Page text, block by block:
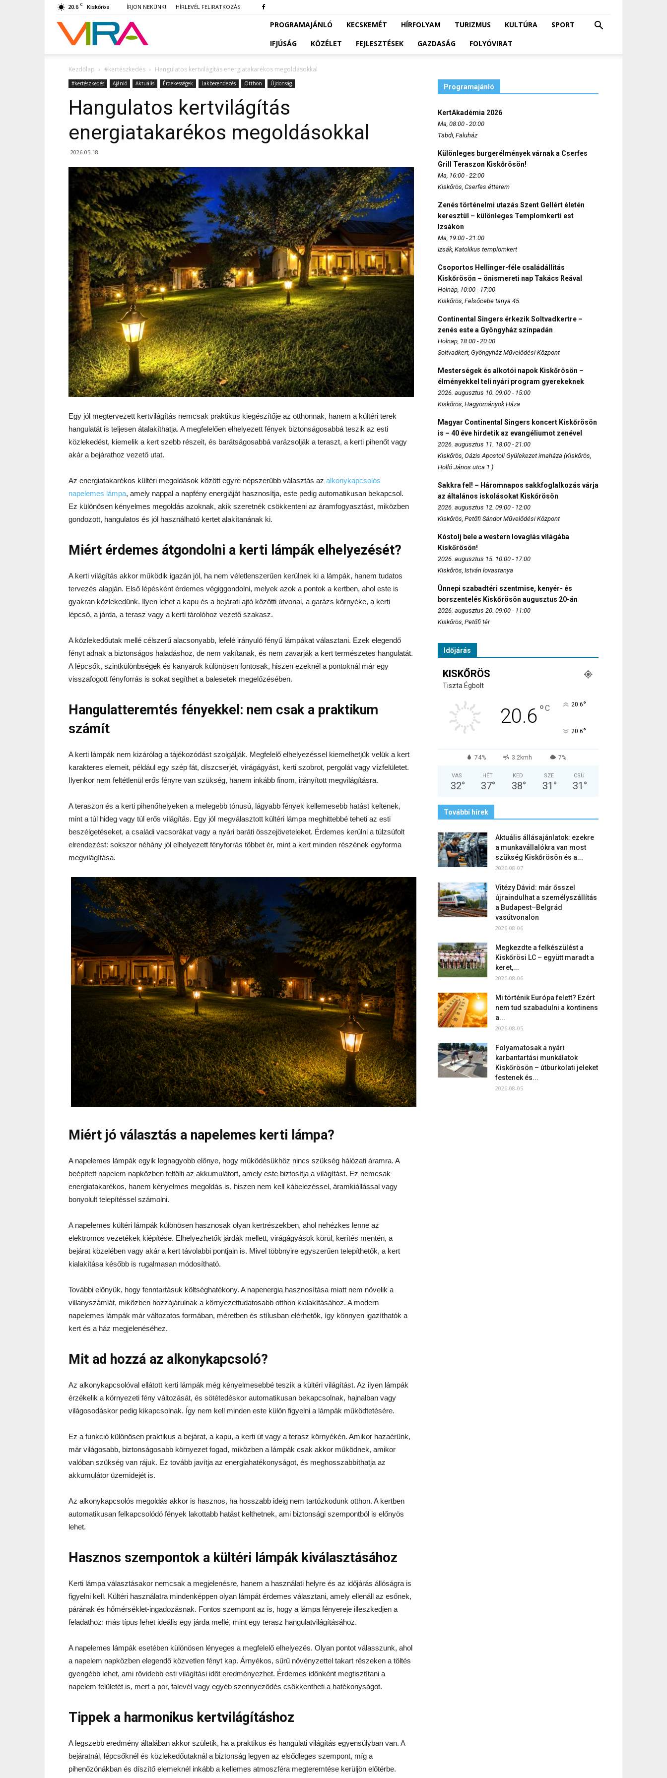
20.6 C Kiskőrös ÍRJON NEKÜNK! HÍRLEVÉL FELIRATKOZÁS
VIRA PROGRAMAJÁNLÓ KECSKEMÉT HÍRFOLYAM TURIZMUS KULTÚRA
SPORT
IFJÚSÁG
KÖZÉLET FEJLESZTÉSEK GAZDASÁG FOLYÓVIRAT
Kezdőlap #kertészkedés Hangulatos kertvilágítás energiatakarékos megoldásokkal
#kertészkedés Ajánló Aktuális Érdekességek Lakberendezés Otthon Újdonság
Hangulatos kertvilágítás
energiatakarékos megoldásokkal
2026-05-18
Egy jól megtervezett kertvilágítás nemcsak praktikus kiegészítője az otthonnak, hanem a kültéri terek
hangulatát is teljesen átalakíthatja. A megfelelően elhelyezett fények biztonságosabbá teszik az esti
közlekedést, kiemelik a kert szebb részeit, és barátságosabbá varázsolják a teraszt, a kerti pihenőt vagy
akár a bejárathoz vezető utat.
Az energiatakarékos kültéri megoldások között egyre népszerűbb választás az alkonykapcsolós
napelemes lámpa, amely nappal a napfény energiáját hasznosítja, este pedig automatikusan bekapcsol.
Ez különösen kényelmes megoldás azoknak, akik szeretnék csökkenteni az áramfogyasztást, miközben
gondozott, hangulatos és jól használható kertet alakítanának ki.
Miért érdemes átgondolni a kerti lámpák elhelyezését?
A kerti világítás akkor működik igazán jól, ha nem véletlenszerűen kerülnek ki a lámpák, hanem tudatos
tervezés alapján. Első lépésként érdemes végiggondolni, melyek azok a pontok a kertben, ahol este is
gyakran közlekedünk. Ilyen lehet a kapu és a bejárati ajtó közötti útvonal, a garázs környéke, a kerti
lépcső, a járda, a terasz vagy a kerti tárolóhoz vezető szakasz.
A közlekedőutak mellé célszerű alacsonyabb, lefelé irányuló fényű lámpákat választani. Ezek elegendő
fényt adnak a biztonságos haladáshoz, de nem vakítanak, és nem zavarják a kert természetes hangulatát.
A lépcsők, szintkülönbségek és kanyarok különösen fontosak, hiszen ezeknél a pontoknál már egy
visszafogott fényforrás is sokat segíthet a balesetek megelőzésében.
Hangulatteremtés fényekkel: nem csak a praktikum
számít
A kerti lámpák nem kizárólag a tájékozódást szolgálják. Megfelelő elhelyezéssel kiemelhetjük velük a kert
karakteres elemeit, például egy szép fát, díszcserjét, virágágyást, kerti szobrot, pergolát vagy vízfelületet.
Ilyenkor nem feltétlenül erős fényre van szükség, hanem inkább finom, irányított megvilágításra.
A teraszon és a kerti pihenőhelyeken a melegebb tónusú, lágyabb fények kellemesebb hatást keltenek,
mint a túl hideg vagy túl erős világítás. Egy jól megválasztott kültéri lámpa meghittebbé teheti az esti
beszélgetéseket, a családi vacsorákat vagy a nyári baráti összejöveteleket. Érdemes kerülni a túlzsúfolt
elrendezést: sokszor néhány jól elhelyezett fényforrás többet ér, mint a kert minden részének egyforma
megvilágítása.
Miért jó választás a napelemes kerti lámpa?
A napelemes lámpák egyik legnagyobb előnye, hogy működésükhöz nincs szükség hálózati áramra. A
beépített napelem napközben feltölti az akkumulátort, amely este biztosítja a világítást. Ez nemcsak
energiatakarékos, hanem kényelmes megoldás is, hiszen nem kell kábelezéssel, áramkiállással vagy
bonyolult telepítéssel számolni.
A napelemes kültéri lámpák különösen hasznosak olyan kertrészekben, ahol nehézkes lenne az
elektromos vezetékek kiépítése. Elhelyezhetők járdák mellett, virágágyások körül, kerítés mentén, a
bejárat közelében vagy akár a kert távolabbi pontjain is. Mivel többnyire egyszerűen telepíthetők, a kert
kialakítása később is rugalmasan módosítható.
További előnyük, hogy fenntartásuk költséghatékony. A napenergia hasznosítása miatt nem növelik a
villanyszámlát, miközben hozzájárulnak a környezettudatosabb otthon kialakításához. A modern
napelemes lámpák már változatos formában, méretben és stílusban elérhetők, így könnyen igazíthatók a
kert és a ház megjelenéséhez.
Mit ad hozzá az alkonykapcsoló?
Az alkonykapcsolóval ellátott kerti lámpák még kényelmesebbé teszik a kültéri világítást. Az ilyen lámpák
érzékelik a környezeti fény változását, és sötétedéskor automatikusan bekapcsolnak, hajnalban vagy
világosodáskor pedig kikapcsolnak. Így nem kell minden este külön figyelni a lámpák működtetésére.
Ez a funkció különösen praktikus a bejárat, a kapu, a kerti út vagy a terasz környékén. Amikor hazaérünk,
már világosabb, biztonságosabb környezet fogad, miközben a lámpák csak akkor működnek, amikor
valóban szükség van rájuk. Ez tovább javítja az energiahatékonyságot, és meghosszabbíthatja az
akkumulátor üzemidejét is.
Az alkonykapcsolós megoldás akkor is hasznos, ha hosszabb ideig nem tartózkodunk otthon. A kertben
automatikusan felkapcsolódó fények lakottabb hatást kelthetnek, ami biztonsági szempontból is előnyös
lehet.
Hasznos szempontok a kültéri lámpák kiválasztásához
Kerti lámpa választásakor nemcsak a megjelenésre, hanem a használati helyre és az időjárás állóságra is
figyelni kell. Kültéri használatra mindenképpen olyan lámpát érdemes választani, amely ellenáll az esőnek,
párának és hőmérséklet-ingadozásnak. Fontos szempont az is, hogy a lámpa fényereje illeszkedjen a
feladathoz: más típus lehet ideális egy járda mellé, mint egy terasz hangulatvilágításához.
A napelemes lámpák esetében különösen lényeges a megfelelő elhelyezés. Olyan pontot válasszunk, ahol
a napelem napközben elegendő közvetlen fényt kap. Árnyékos, sűrű növényzettel takart részeken a töltés
gyengébb lehet, ami rövidebb esti világítási időt eredményezhet. Érdemes időnként megtisztítani a
napelem felületét is, mert a por, falevél vagy egyéb szennyeződés csökkentheti a hatékonyságot.
Tippek a harmonikus kertvilágításhoz
A legszebb eredmény általában akkor születik, ha a praktikus és hangulati világítás egyensúlyban van. A
bejáratnál, lépcsőknél és közlekedőutaknál a biztonság legyen az elsődleges szempont, míg a
pihenőzónákban és díszítő elemeknél inkább a kellemes atmoszféra megteremtése kerüljön előtérbe.
Programajánló
KertAkadémia 2026
Ma, 08:00 - 20:00
Tabdi, Faluház
Különleges burgerélmények várnak a Cserfes
Grill Teraszon Kiskőrösön!
Ma, 16:00 - 22:00
Kiskőrös, Cserfes étterem
Zenés történelmi utazás Szent Gellért életén
keresztül – különleges Templomkerti est
Izsákon
Ma, 19:00 - 21:00
Izsák, Katolikus templomkert
Csoportos Hellinger-féle családállítás
Kiskőrösön – önismereti nap Takács Reával
Holnap, 10:00 - 17:00
Kiskőrös, Felsőcebe tanya 45.
Continental Singers érkezik Soltvadkertre –
zenés este a Gyöngyház színpadán
Holnap, 18:00 - 20:00
Soltvadkert, Gyöngyház Művelődési Központ
Mesterségek és alkotói napok Kiskőrösön –
élményekkel teli nyári program gyerekeknek
2026. augusztus 10. 09:00 - 15:00
Kiskőrös, Hagyományok Háza
Magyar Continental Singers koncert Kiskőrösön
is – 40 éve hirdetik az evangéliumot zenével
2026. augusztus 11. 18:00 - 21:00
Kiskőrös, Oázis Apostoli Gyülekezet imaháza (Kiskőrös,
Holló János utca 1.)
Sakkra fel! – Háromnapos sakkfoglalkozás várja
az általános iskolásokat Kiskőrösön
2026. augusztus 12. 09:00 - 12:00
Kiskőrös, Petőfi Sándor Művelődési Központ
Kóstolj bele a western lovaglás világába
Kiskőrösön!
2026. augusztus 15. 10:00 - 17:00
Kiskőrös, István lovastanya
Ünnepi szabadtéri szentmise, kenyér- és
borszentelés Kiskőrösön augusztus 20-án
2026. augusztus 20. 09:00 - 11:00
Kiskőrös, Petőfi tér
Időjárás
KISKŐRÖS
Tiszta Égbolt
20.6°C 20.6°
20.6°
74% 3.2kmh 7%
VAS
32°
HÉT
37°
KED
38°
SZE
31 °
CSÜ
31 °
További hírek
Aktuális állásajánlatok: ezekre
a munkavállalókra van most
szükség Kiskőrösön és a...
2026-08-07
Vitézy Dávid: már ősszel
újraindulhat a személyszállítás
a Budapest–Belgrád
vasútvonalon
2026-08-06
Megkezdte a felkészülést a
Kiskőrösi LC – együtt maradt a
keret,...
2026-08-06
Mi történik Európa felett? Ezért
nem tud szabadulni a kontinens
a...
2026-08-05
Folyamatosak a nyári
karbantartási munkálatok
Kiskőrösön – útburkolati jeleket
festenek és...
2026-08-05